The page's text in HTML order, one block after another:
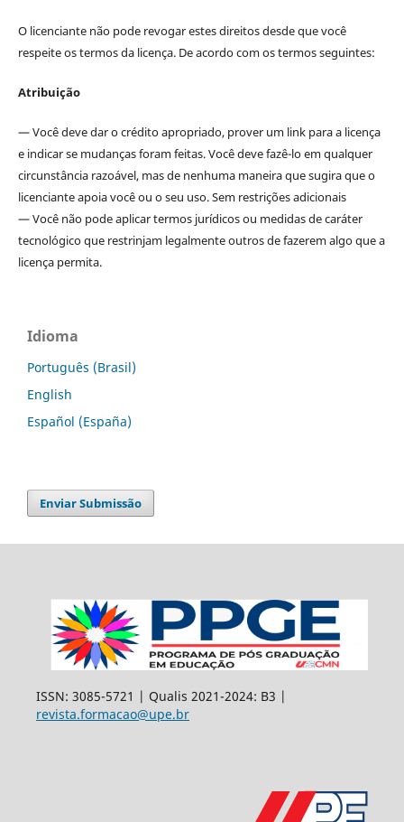
O licenciante não pode revogar estes direitos desde que você
respeite os termos da licença. De acordo com os termos seguintes:
Atribuição
— Você deve dar o crédito apropriado, prover um link para a licença
e indicar se mudanças foram feitas. Você deve fazê-lo em qualquer
circunstância razoável, mas de nenhuma maneira que sugira que o
licenciante apoia você ou o seu uso. Sem restrições adicionais
— Você não pode aplicar termos jurídicos ou medidas de caráter
tecnológico que restrinjam legalmente outros de fazerem algo que a
licença permita.
Idioma
Português (Brasil)
English
Español (España)
Enviar Submissão
ISSN: 3085-5721 | Qualis 2021-2024: B3 |
revista.formacao@upe.br